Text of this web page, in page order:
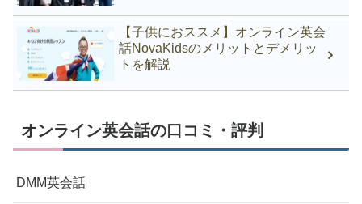
【子供におススメ】オンライン英会
話NovaKidsのメリットとデメリッ
トを解説
オンライン英会話の口コミ・評判
DMM英会話